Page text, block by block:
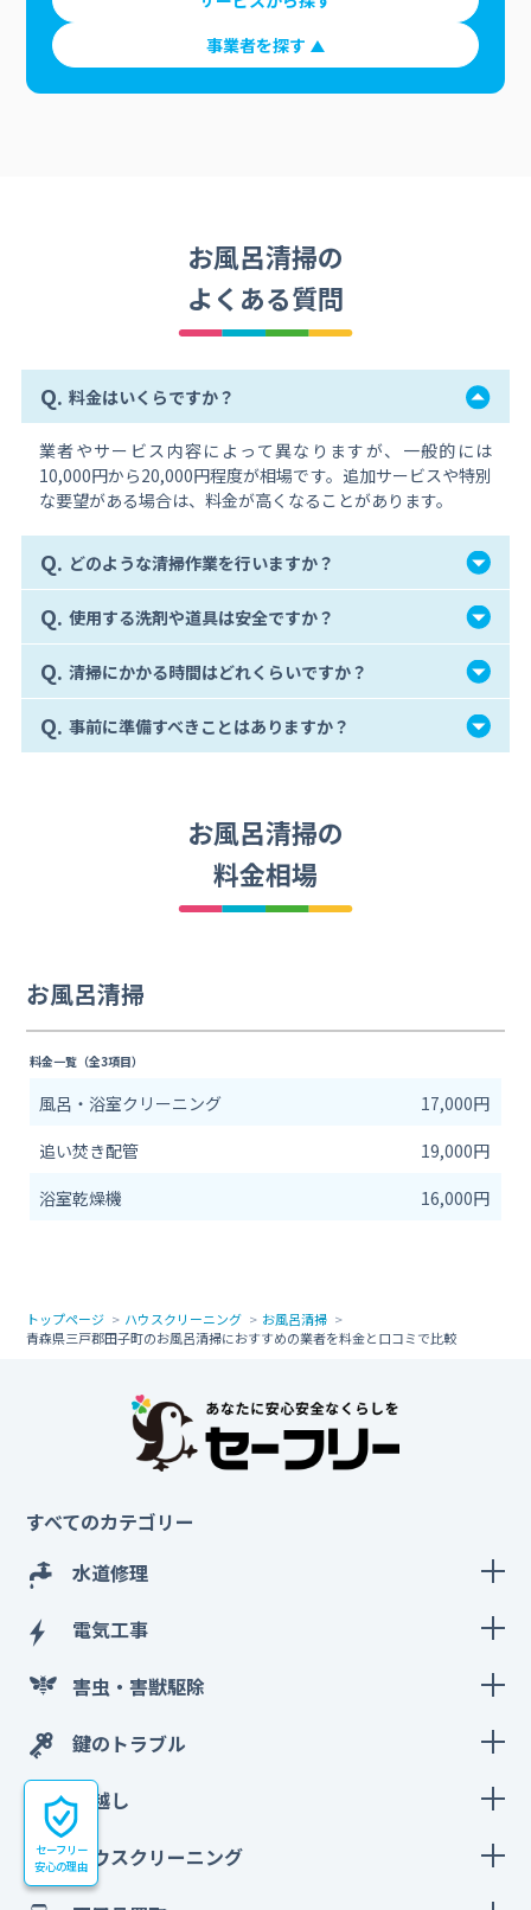
事業者を探す
お風呂清掃の
よくある質問
Q. 料金はいくらですか？
業者やサービス内容によって異なりますが、一般的には
10,000円から20,000円程度が相場です。追加サービスや特別
な要望がある場合は、料金が高くなることがあります。
Q. どのような清掃作業を行いますか？
Q. 使用する洗剤や道具は安全ですか？
Q. 清掃にかかる時間はどれくらいですか？
Q. 事前に準備すべきことはありますか？
お風呂清掃の
料金相場
お風呂清掃
料金一覧（全3項目）
風呂・浴室クリーニング
17,000円
追い焚き配管
19,000円
浴室乾燥機
16,000円
トップページ ハウスクリーニング
お風呂清掃
青森県三戸郡田子町のお風呂清掃におすすめの業者を料金と口コミで比較
セーフリー
安心の理由
すべてのカテゴリー
水道修理
電気工事
害虫・害獣駆除
鍵のトラブル
引越し
ハウスクリーニング